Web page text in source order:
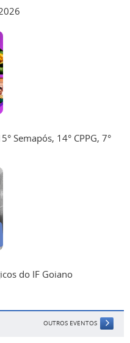
Semapós, 14° CPPG, 7°
do IF Goiano
OUTROS EVENTOS